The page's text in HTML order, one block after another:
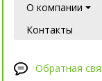
О компании
Контакты
Обратная